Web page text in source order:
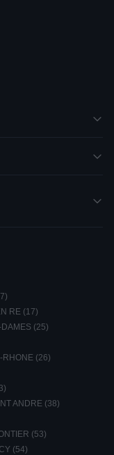
RE (17)
(25)
(26)
ANDRE (38)
(53)
(54)